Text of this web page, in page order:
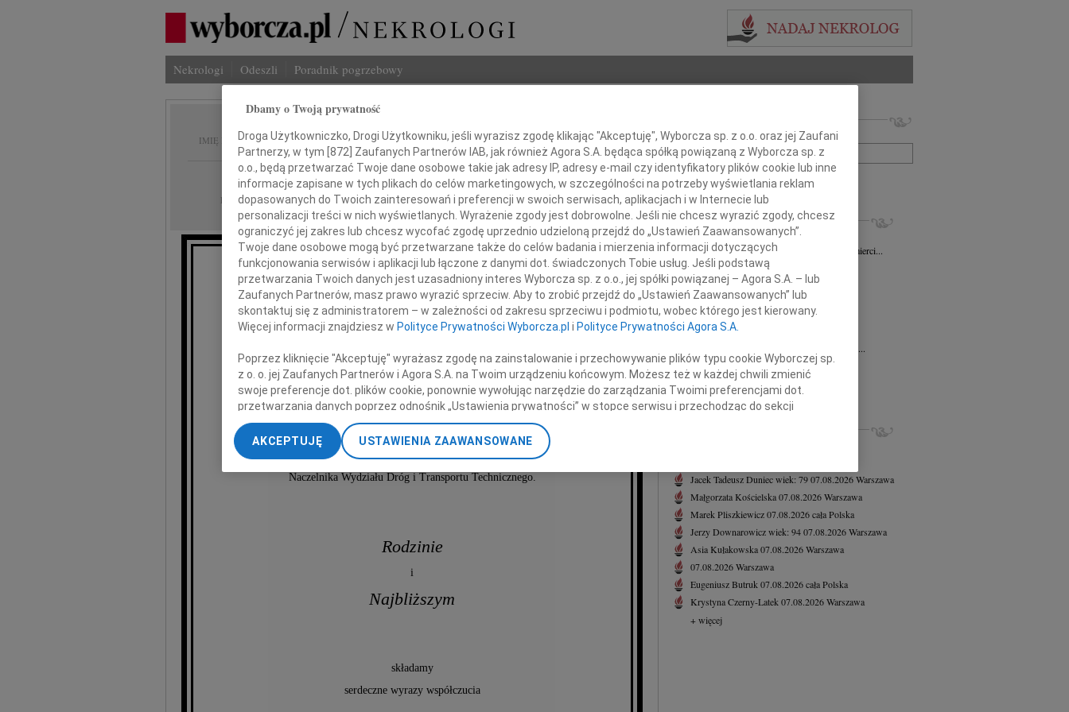
Nekrologi Odeszli Poradnik pogrzebowy
IMIĘ I NAZWISKO: Jan Nowak
REGION: Łódź
DATA EMISJI: 07.04.2011
Z ubolewaniem przyjęliśmy wiadomość o śmierci
Pana
Jana Nowaka
Urzędu Marszałkowskiego w Łodzi,
Naczelnika Wydziału Dróg i Transportu Technicznego.
Rodzinie
i
Najbliższym
składamy
serdeczne wyrazy współczucia
Imię i nazwisko lub numer ogłoszenia:
+ szukanie zaawansowane
INNE NEKROLOGI
Tadeusz Gapiński 03.08.2026
Z dużym żalem przyjęliśmy wiadomość o śmierci...
31.07.2026Łódź
Wyrazy głębokiego współczucia dla...
29.07.2026Łódź
Wyrazy współczucia Pani Janinie...
27.07.2026Łódź
Pani Joannie Nowińskiej wyrazy głębokiego...
Andrzej Mikołajewski 23.07.2026Łódź
Z głębokim żalem żegnamy Śp. Andrzeja...
+ więcej
Jacek Tadeusz Duniecwiek: 7907.08.2026Warszawa
Małgorzata Kościelska07.08.2026Warszawa
Marek Pliszkiewicz07.08.2026cała Polska
Jerzy Downarowiczwiek: 9407.08.2026Warszawa
Asia Kułakowska07.08.2026Warszawa
07.08.2026Warszawa
Eugeniusz Butruk 07.08.2026cała Polska
Krystyna Czerny-Latek 07.08.2026Warszawa
+ więcej
Dbamy o Twoją prywatność
Droga Użytkowniczko, Drogi Użytkowniku, jeśli wyrazisz zgodę klikając "Akceptuję", Wyborcza sp. z o.o. oraz jej Zaufani
Partnerzy, w tym [ 872 ] Zaufanych Partnerów IAB, jak również Agora S.A. będąca spółką powiązaną z Wyborcza sp. z
o.o., będą przetwarzać Twoje dane osobowe takie jak adresy IP, adresy e-mail czy identyfikatory plików cookie lub inne
informacje zapisane w tych plikach do celów marketingowych, w szczególności na potrzeby wyświetlania reklam
dopasowanych do Twoich zainteresowań i preferencji w swoich serwisach, aplikacjach i w Internecie lub
personalizacji treści w nich wyświetlanych. Wyrażenie zgody jest dobrowolne. Jeśli nie chcesz wyrazić zgody, chcesz
ograniczyć jej zakres lub chcesz wycofać zgodę uprzednio udzieloną przejdź do „Ustawień Zaawansowanych”.
Twoje dane osobowe mogą być przetwarzane także do celów badania i mierzenia informacji dotyczących
funkcjonowania serwisów i aplikacji lub łączone z danymi dot. świadczonych Tobie usług. Jeśli podstawą
przetwarzania Twoich danych jest uzasadniony interes Wyborcza sp. z o.o., jej spółki powiązanej – Agora S.A. – lub
Zaufanych Partnerów, masz prawo wyrazić sprzeciw. Aby to zrobić przejdź do „Ustawień Zaawansowanych” lub
skontaktuj się z administratorem – w zależności od zakresu sprzeciwu i podmiotu, wobec którego jest kierowany.
Więcej informacji znajdziesz w Polityce Prywatności Wyborcza.pl i Polityce Prywatności Agora S.A.
Poprzez kliknięcie "Akceptuję" wyrażasz zgodę na zainstalowanie i przechowywanie plików typu cookie Wyborczej sp.
z o. o. jej Zaufanych Partnerów i Agora S.A. na Twoim urządzeniu końcowym. Możesz też w każdej chwili zmienić
swoje preferencje dot. plików cookie, ponownie wywołując narzędzie do zarządzania Twoimi preferencjami dot.
przetwarzania danych poprzez odnośnik „Ustawienia prywatności” w stopce serwisu i przechodząc do sekcji
„Ustawienia zaawansowane”. Zmiana ustawień plików cookie możliwa jest także za pomocą ustawień przeglądarki.
My, nasi Zaufani Partnerzy i Agora S.A. możemy przetwarzać dane osobowe w następujących celach:
dokładnych danych geolokalizacyjnych. Aktywne skanowanie charakterystyki urządzenia do celów identyfikacji.
Przechowywanie informacji na urządzeniu lub dostęp do nich. Spersonalizowane reklamy i treści, pomiar reklam i
USTAWIENIA ZAAWANSOWANE
AKCEPTUJĘ